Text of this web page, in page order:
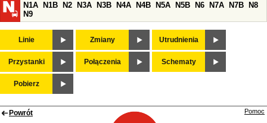
N1A
N1B N2 N3A N3B N4A N4B N5A N5B N6 N7A N7B
N8
N9
Linie Zmiany Utrudnienia
Przystanki Połączenia Schematy
Pobierz
Powrót Pomoc